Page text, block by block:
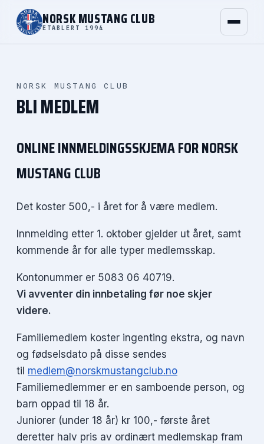
NORSK MUSTANG CLUB
ETABLERT 1994
NORSK MUSTANG CLUB
BLI MEDLEM
ONLINE INNMELDINGSSKJEMA FOR NORSK
MUSTANG CLUB
Det koster 500,- i året for å være medlem.
Innmelding etter 1. oktober gjelder ut året, samt
kommende år for alle typer medlemsskap.
Kontonummer er 5083 06 40719.
Vi avventer din innbetaling før noe skjer
videre.
Familiemedlem koster ingenting ekstra, og navn
og fødselsdato på disse sendes
til medlem@norskmustangclub.no
Familiemedlemmer er en samboende person, og
barn oppad til 18 år.
Juniorer (under 18 år) kr 100,- første året
deretter halv pris av ordinært medlemskap fram